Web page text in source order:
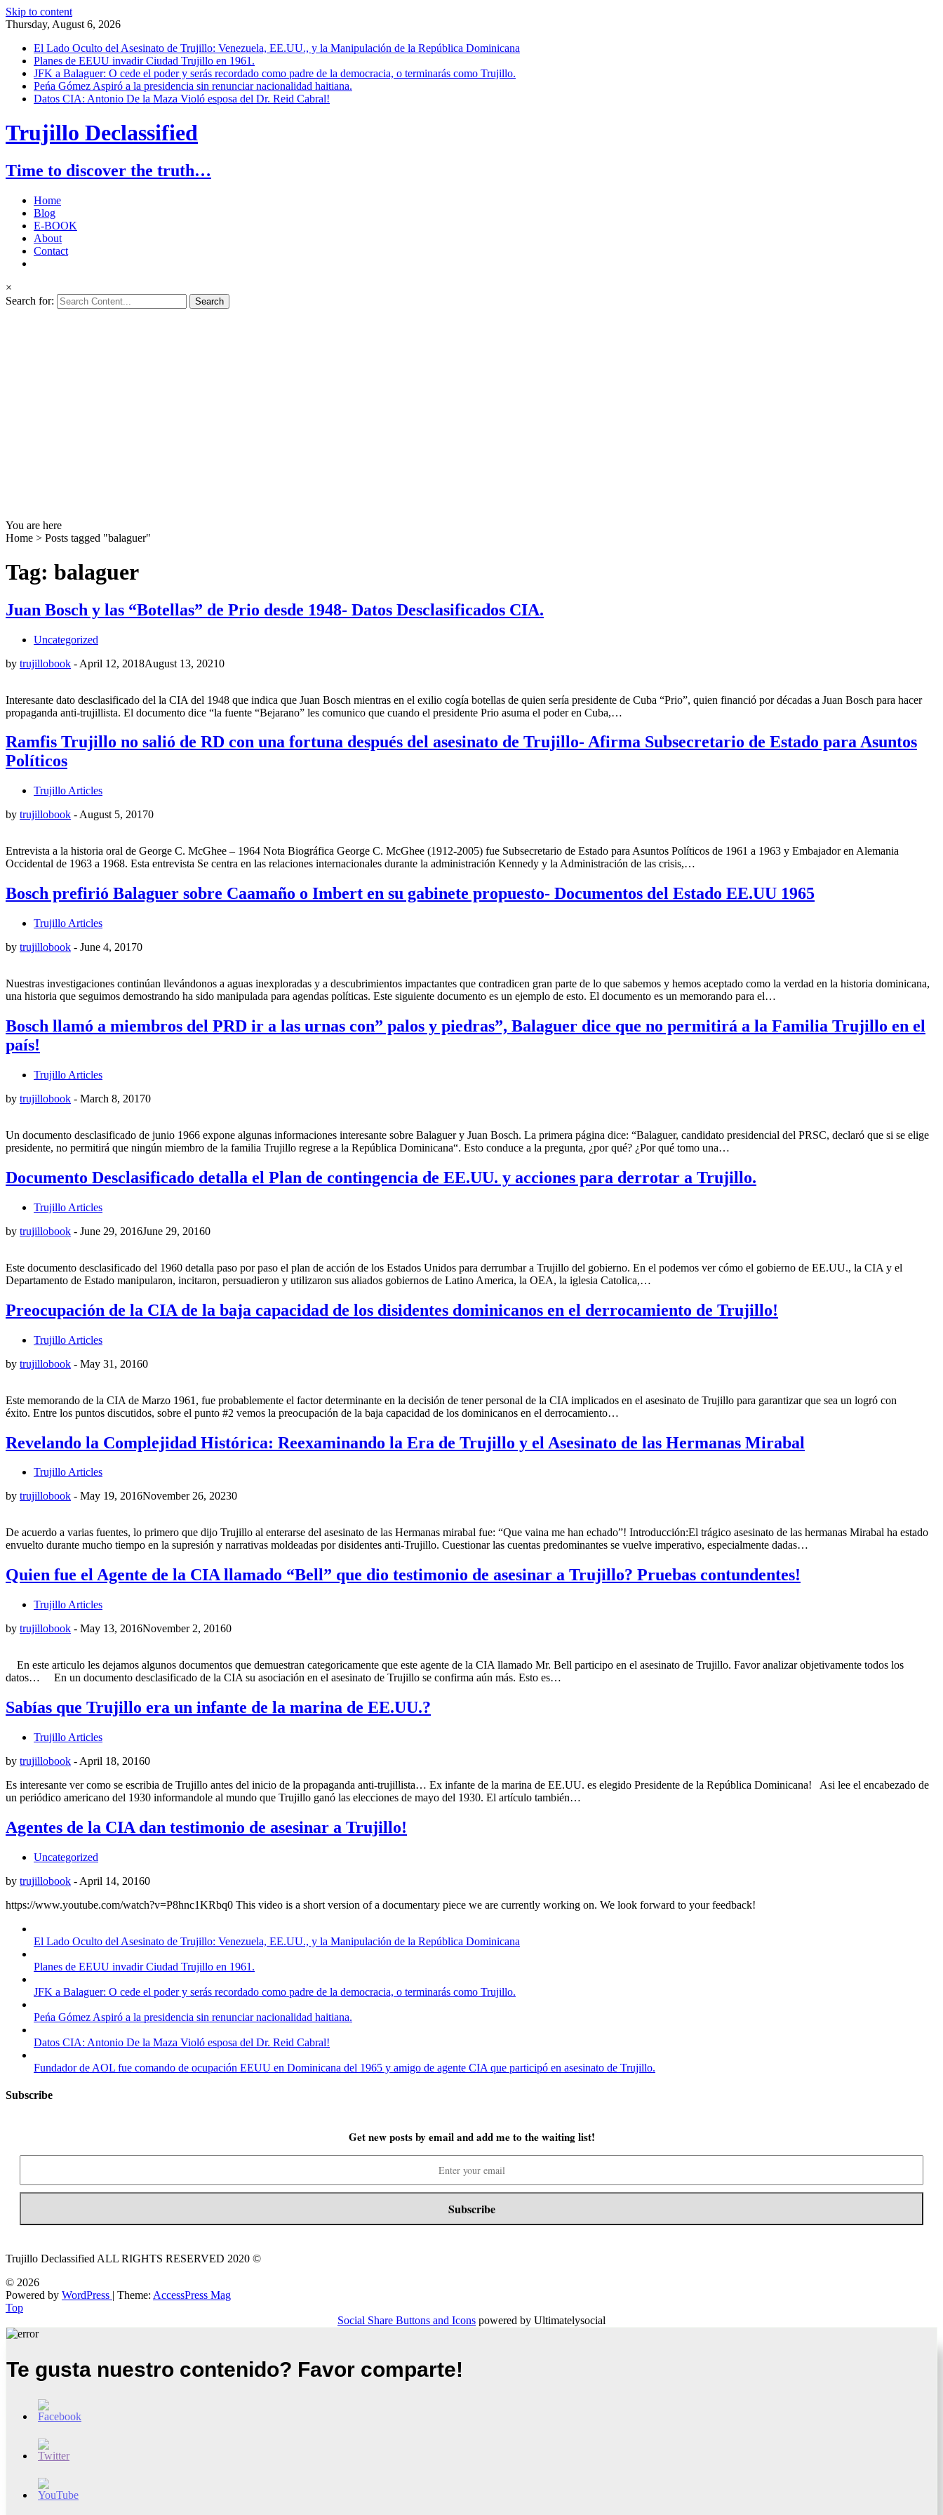
Skip to content
Thursday, August 6, 2026
El Lado Oculto del Asesinato de Trujillo: Venezuela, EE.UU., y la Manipulación de la República Dominicana
Planes de EEUU invadir Ciudad Trujillo en 1961.
JFK a Balaguer: O cede el poder y serás recordado como padre de la democracia, o terminarás como Trujillo.
Peńa Gómez Aspiró a la presidencia sin renunciar nacionalidad haitiana.
Datos CIA: Antonio De la Maza Violó esposa del Dr. Reid Cabral!
Trujillo Declassified
Time to discover the truth…
Home
Blog
E-BOOK
About
Contact
×
Search for:
You are here
Home > Posts tagged "balaguer"
Tag: balaguer
Juan Bosch y las “Botellas” de Prio desde 1948- Datos Desclasificados CIA.
Uncategorized
by trujillobook - April 12, 2018August 13, 20210
Interesante dato desclasificado del la CIA del 1948 que indica que Juan Bosch mientras en el exilio cogía botellas de quien sería presidente de Cuba “Prio”, quien financió por décadas a Juan Bosch para hacer
propaganda anti-trujillista. El documento dice “la fuente “Bejarano” les comunico que cuando el presidente Prio asuma el poder en Cuba,…
Ramfis Trujillo no salió de RD con una fortuna después del asesinato de Trujillo- Afirma Subsecretario de Estado para Asuntos
Políticos
Trujillo Articles
by trujillobook - August 5, 20170
Entrevista a la historia oral de George C. McGhee – 1964 Nota Biográfica George C. McGhee (1912-2005) fue Subsecretario de Estado para Asuntos Políticos de 1961 a 1963 y Embajador en Alemania
Occidental de 1963 a 1968. Esta entrevista Se centra en las relaciones internacionales durante la administración Kennedy y la Administración de las crisis,…
Bosch prefirió Balaguer sobre Caamaño o Imbert en su gabinete propuesto- Documentos del Estado EE.UU 1965
Trujillo Articles
by trujillobook - June 4, 20170
Nuestras investigaciones continúan llevándonos a aguas inexploradas y a descubrimientos impactantes que contradicen gran parte de lo que sabemos y hemos aceptado como la verdad en la historia dominicana,
una historia que seguimos demostrando ha sido manipulada para agendas políticas. Este siguiente documento es un ejemplo de esto. El documento es un memorando para el…
Bosch llamó a miembros del PRD ir a las urnas con” palos y piedras”, Balaguer dice que no permitirá a la Familia Trujillo en el
país!
Trujillo Articles
by trujillobook - March 8, 20170
Un documento desclasificado de junio 1966 expone algunas informaciones interesante sobre Balaguer y Juan Bosch. La primera página dice: “Balaguer, candidato presidencial del PRSC, declaró que si se elige
presidente, no permitirá que ningún miembro de la familia Trujillo regrese a la República Dominicana“. Esto conduce a la pregunta, ¿por qué? ¿Por qué tomo una…
Documento Desclasificado detalla el Plan de contingencia de EE.UU. y acciones para derrotar a Trujillo.
Trujillo Articles
by trujillobook - June 29, 2016June 29, 20160
Este documento desclasificado del 1960 detalla paso por paso el plan de acción de los Estados Unidos para derrumbar a Trujillo del gobierno. En el podemos ver cómo el gobierno de EE.UU., la CIA y el
Departamento de Estado manipularon, incitaron, persuadieron y utilizaron sus aliados gobiernos de Latino America, la OEA, la iglesia Catolica,…
Preocupación de la CIA de la baja capacidad de los disidentes dominicanos en el derrocamiento de Trujillo!
Trujillo Articles
by trujillobook - May 31, 20160
Este memorando de la CIA de Marzo 1961, fue probablemente el factor determinante en la decisión de tener personal de la CIA implicados en el asesinato de Trujillo para garantizar que sea un logró con
éxito. Entre los puntos discutidos, sobre el punto #2 vemos la preocupación de la baja capacidad de los dominicanos en el derrocamiento…
Revelando la Complejidad Histórica: Reexaminando la Era de Trujillo y el Asesinato de las Hermanas Mirabal
Trujillo Articles
by trujillobook - May 19, 2016November 26, 20230
De acuerdo a varias fuentes, lo primero que dijo Trujillo al enterarse del asesinato de las Hermanas mirabal fue: “Que vaina me han echado”! Introducción:El trágico asesinato de las hermanas Mirabal ha estado
envuelto durante mucho tiempo en la supresión y narrativas moldeadas por disidentes anti-Trujillo. Cuestionar las cuentas predominantes se vuelve imperativo, especialmente dadas…
Quien fue el Agente de la CIA llamado “Bell” que dio testimonio de asesinar a Trujillo? Pruebas contundentes!
Trujillo Articles
by trujillobook - May 13, 2016November 2, 20160
En este articulo les dejamos algunos documentos que demuestran categoricamente que este agente de la CIA llamado Mr. Bell participo en el asesinato de Trujillo. Favor analizar objetivamente todos los
datos… En un documento desclasificado de la CIA su asociación en el asesinato de Trujillo se confirma aún más. Esto es…
Sabías que Trujillo era un infante de la marina de EE.UU.?
Trujillo Articles
by trujillobook - April 18, 20160
Es interesante ver como se escribia de Trujillo antes del inicio de la propaganda anti-trujillista… Ex infante de la marina de EE.UU. es elegido Presidente de la República Dominicana! Asi lee el encabezado de
un periódico americano del 1930 informandole al mundo que Trujillo ganó las elecciones de mayo del 1930. El artículo también…
Agentes de la CIA dan testimonio de asesinar a Trujillo!
Uncategorized
by trujillobook - April 14, 20160
https://www.youtube.com/watch?v=P8hnc1KRbq0 This video is a short version of a documentary piece we are currently working on. We look forward to your feedback!
El Lado Oculto del Asesinato de Trujillo: Venezuela, EE.UU., y la Manipulación de la República Dominicana
Planes de EEUU invadir Ciudad Trujillo en 1961.
JFK a Balaguer: O cede el poder y serás recordado como padre de la democracia, o terminarás como Trujillo.
Peńa Gómez Aspiró a la presidencia sin renunciar nacionalidad haitiana.
Datos CIA: Antonio De la Maza Violó esposa del Dr. Reid Cabral!
Fundador de AOL fue comando de ocupación EEUU en Dominicana del 1965 y amigo de agente CIA que participó en asesinato de Trujillo.
Subscribe
Get new posts by email and add me to the waiting list!
Trujillo Declassified ALL RIGHTS RESERVED 2020 ©
© 2026
Powered by WordPress | Theme: AccessPress Mag
Top
Social Share Buttons and Icons powered by Ultimatelysocial
Te gusta nuestro contenido? Favor comparte!